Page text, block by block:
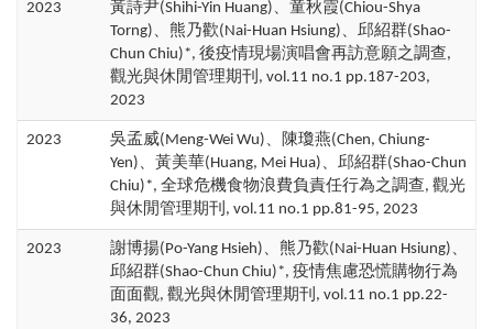
2023
黃詩尹(Shihi-Yin Huang)、童秋霞(Chiou-Shya
Torng)、熊乃歡(Nai-Huan Hsiung)、邱紹群(Shao-
Chun Chiu)*, 後疫情現場演唱會再訪意願之調查,
觀光與休閒管理期刊, vol.11 no.1 pp.187-203,
2023
2023
吳孟威(Meng-Wei Wu)、陳瓊燕(Chen, Chiung-
Yen)、黃美華(Huang, Mei Hua)、邱紹群(Shao-Chun
Chiu)*, 全球危機食物浪費負責任行為之調查, 觀光
與休閒管理期刊, vol.11 no.1 pp.81-95, 2023
2023
謝博揚(Po-Yang Hsieh)、熊乃歡(Nai-Huan Hsiung)、
邱紹群(Shao-Chun Chiu)*, 疫情焦慮恐慌購物行為
面面觀, 觀光與休閒管理期刊, vol.11 no.1 pp.22-
36, 2023